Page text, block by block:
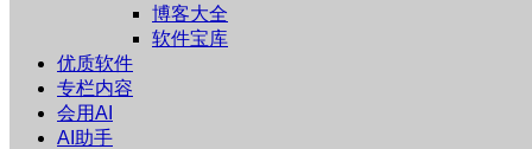
博客大全
软件宝库
优质软件
专栏内容
会用AI
AI助手